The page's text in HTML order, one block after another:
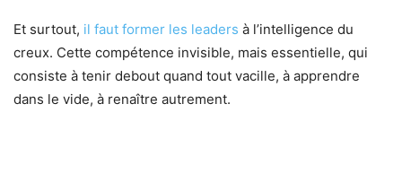
Et surtout, il faut former les leaders à l’intelligence du
creux. Cette compétence invisible, mais essentielle, qui
consiste à tenir debout quand tout vacille, à apprendre
dans le vide, à renaître autrement.